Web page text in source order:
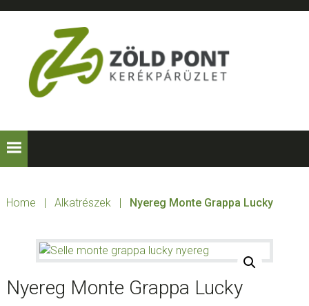
Skip
navigation
Skip
content
Skip
ZÖLD
PONT
Home | Alkatrészek | Nyereg Monte Grappa Lucky
Nyereg Monte Grappa Lucky